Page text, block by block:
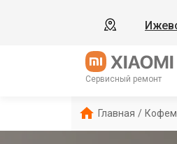
Сервисный ремонт
Главная /